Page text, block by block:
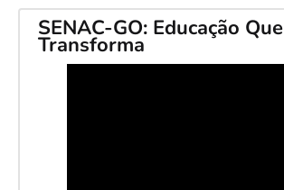
SENAC-GO: Educação Que
Transforma